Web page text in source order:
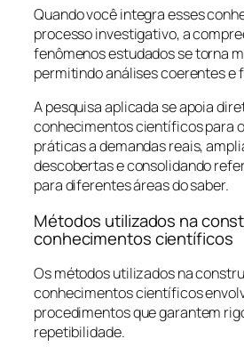
Quando você integra esses
processo investigativo, a
fenômenos estudados se torna
permitindo análises coerentes e
A pesquisa aplicada se apoia
conhecimentos científicos para
práticas a demandas reais,
descobertas e consolidando
para diferentes áreas do saber.
Métodos utilizados na
conhecimentos científicos
Os métodos utilizados na
conhecimentos científicos
procedimentos que garantem
repetibilidade.